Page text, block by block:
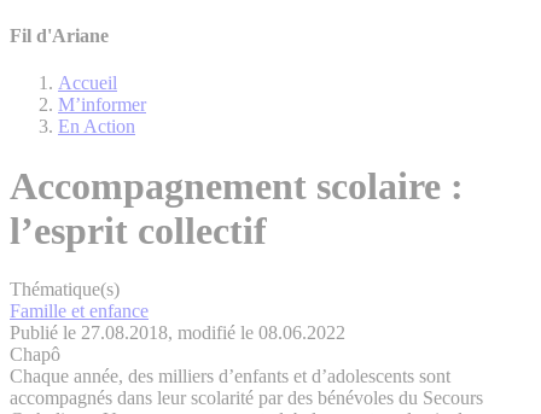
Fil d'Ariane
Accueil
M’informer
En Action
Accompagnement scolaire :
l’esprit collectif
Thématique(s)
Famille et enfance
Publié le 27.08.2018, modifié le 08.06.2022
Chapô
Chaque année, des milliers d’enfants et d’adolescents sont
accompagnés dans leur scolarité par des bénévoles du Secours